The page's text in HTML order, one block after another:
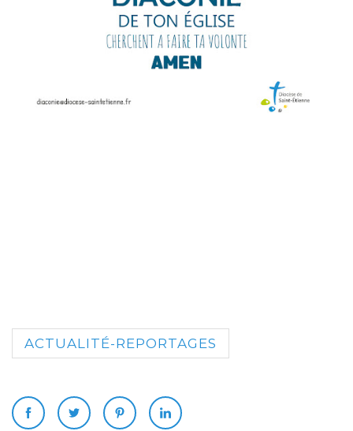
ACTUALITÉ-REPORTAGES